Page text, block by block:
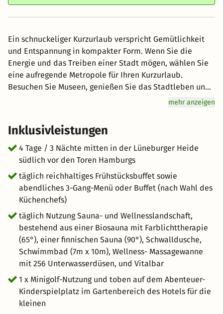
Ein schnuckeliger Kurzurlaub verspricht Gemütlichkeit
und Entspannung in kompakter Form. Wenn Sie die
Energie und das Treiben einer Stadt mögen, wählen Sie
eine aufregende Metropole für Ihren Kurzurlaub.
Besuchen Sie Museen, genießen Sie das Stadtleben und
erkunden Sie die kulinarische Szene. Ein Wochenende in
Wenn Sie die Natur lieben, planen Sie einen
schnuckeligen Wanderurlaub. Wählen Sie eine schöne
Wanderstrecke, packen Sie einen Rucksack mit Proviant
und erkunden Sie die Natur. Manchmal ist die beste
Erholung, einfach abzuschalten und die Stille zu
genießen. Finden Sie eine einsame Hütte im Wald oder
auf dem Land und verbringen Sie Zeit mit Lesen,
Entspannen und einfachem Genuss.
mehr anzeigen
Inklusivleistungen
4 Tage / 3 Nächte mitten in der Lüneburger Heide
südlich vor den Toren Hamburgs
täglich reichhaltiges Frühstücksbuffet sowie
abendliches 3-Gang-Menü oder Buffet (nach Wahl des
Küchenchefs)
täglich Nutzung Sauna- und Wellnesslandschaft,
bestehend aus einer Biosauna mit Farblichttherapie
(65°), einer finnischen Sauna (90°), Schwalldusche,
Schwimmbad (7m x 10m), Wellness- Massagewanne
mit 256 Unterwasserdüsen, und Vitalbar
1 x Minigolf-Nutzung und toben auf dem Abenteuer-
Kinderspielplatz im Gartenbereich des Hotels für die
kleinen